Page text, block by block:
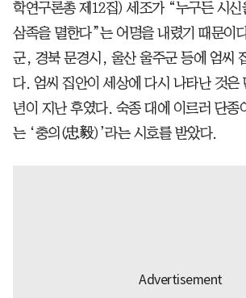
학연구론총 제12집) 세조가 “누구든 시신
삼족을 멸한다”는 어명을 내렸기 때문이
군, 경북 문경시, 울산 울주군 등에 엄씨
다. 엄씨 집안이 세상에 다시 나타난 것은
년이 지난 후였다. 숙종 대에 이르러 단종
는 ‘충의(忠毅)’라는 시호를 받았다.